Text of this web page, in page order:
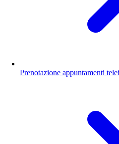
Prenotazione appuntamenti